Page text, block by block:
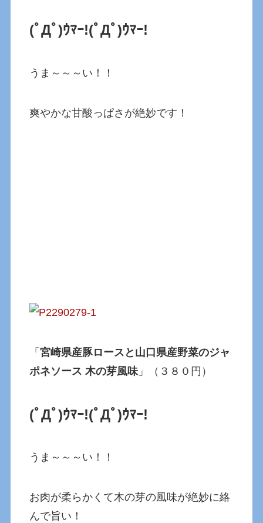
(ﾟДﾟ)ｳﾏｰ!(ﾟДﾟ)ｳﾏｰ!
うま～～～い！！
爽やかな甘酸っぱさが絶妙です！
「宮崎県産豚ロースと山口県産野菜のジャ
ポネソース 木の芽風味 」（３８０円）
(ﾟДﾟ)ｳﾏｰ!(ﾟДﾟ)ｳﾏｰ!
うま～～～い！！
お肉が柔らかくて木の芽の風味が絶妙に絡
んで旨い！